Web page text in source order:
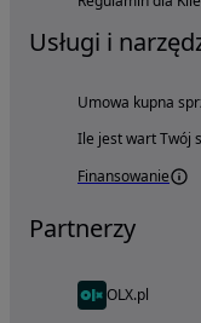
Usługi i
Umowa kupna
Ile jest wart Twój
Finansowanie
Partnerzy
OLX.pl